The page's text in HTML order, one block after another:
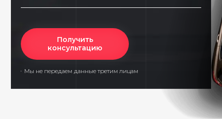
Получить
консультацию
Мы не передаем данные третим лицам